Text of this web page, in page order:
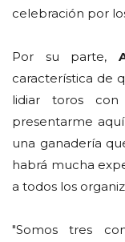
celebración por
Por su parte,
característica de
lidiar toros
presentarme
una ganadería
habrá mucha
a todos los
"Somos tres